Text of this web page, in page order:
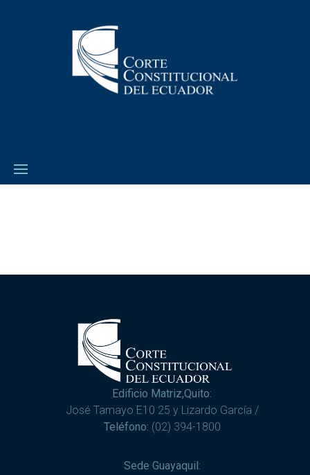
Edificio Matriz,Quito:
José Tamayo E10 25 y Lizardo García /
Teléfono: (02) 394-1800
Sede Guayaquil: